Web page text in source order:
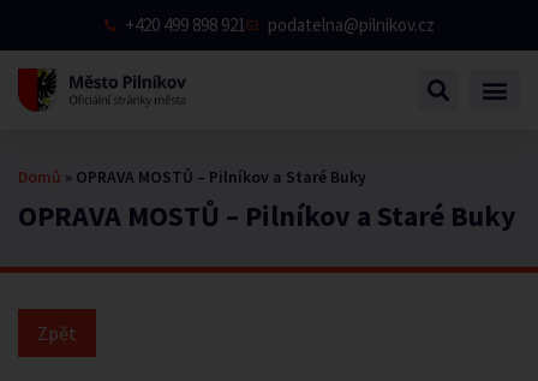
+420 499 898 921 podatelna@pilnikov.cz
OPRAVA MOSTŮ – Pilníkov a Staré Buky
Domů » OPRAVA MOSTŮ – Pilníkov a Staré Buky